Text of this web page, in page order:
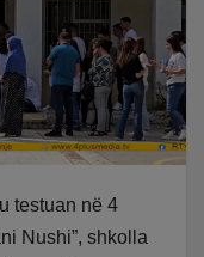
testuan në 4
Nushi”, shkolla